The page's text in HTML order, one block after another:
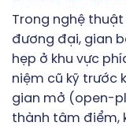
Trong nghệ
đương đại, gian
hẹp ở khu vực
niệm cũ kỹ trước
gian mở (open-
thành tâm điểm,